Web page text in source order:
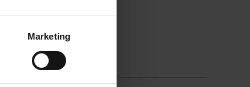
Marketing